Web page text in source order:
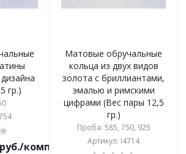
гр.)
комплект
Матовые обручальные
кольца из двух видов
золота с бриллиантами,
эмалью и римскими
цифрами (Вес пары 12,5
гр.)
Проба: 585, 750, 925
Артикул: i4714